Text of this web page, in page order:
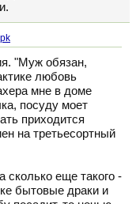
"Муж обязан,
любовь
мне в доме
посуду моет
приходится
на третьесортный
сколько еще такого -
бытовые драки и